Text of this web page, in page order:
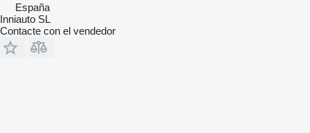
España
Inniauto SL
Contacte con el vendedor